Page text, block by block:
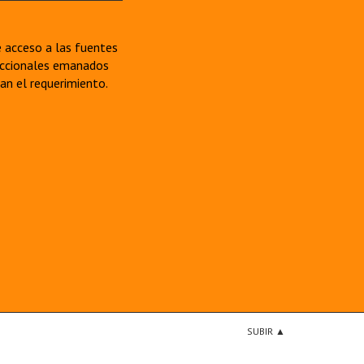
acceso a las fuentes
emanados
el requerimiento.
SUBIR ▲